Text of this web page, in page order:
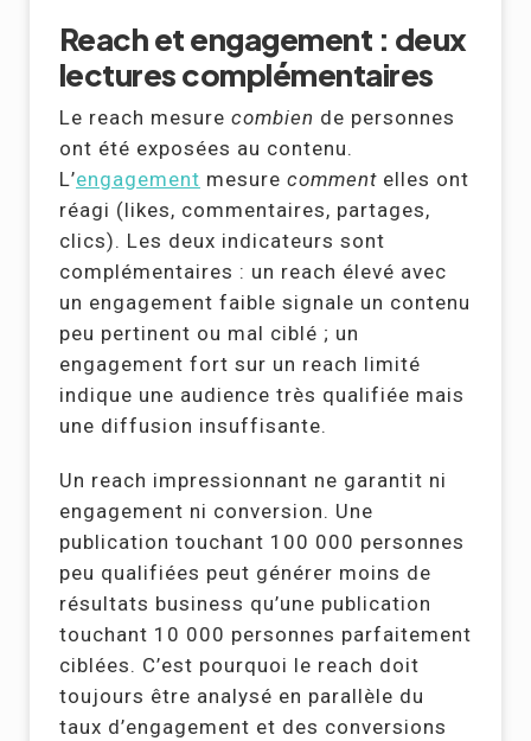
Reach et engagement : deux
lectures complémentaires
Le reach mesure combien de personnes
ont été exposées au contenu.
L’engagement mesure comment elles ont
réagi (likes, commentaires, partages,
clics). Les deux indicateurs sont
complémentaires : un reach élevé avec
un engagement faible signale un contenu
peu pertinent ou mal ciblé ; un
engagement fort sur un reach limité
indique une audience très qualifiée mais
une diffusion insuffisante.
Un reach impressionnant ne garantit ni
engagement ni conversion. Une
publication touchant 100 000 personnes
peu qualifiées peut générer moins de
résultats business qu’une publication
touchant 10 000 personnes parfaitement
ciblées. C’est pourquoi le reach doit
toujours être analysé en parallèle du
taux d’engagement et des conversions